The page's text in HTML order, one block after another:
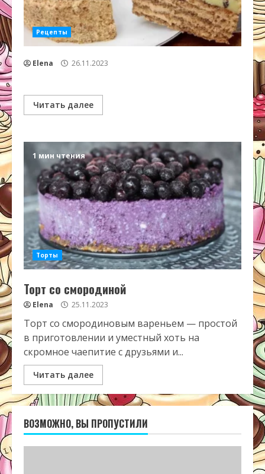
Рецепты
Elena 26.11.2023
Читать далее
1 мин чтения
Торты
Торт со смородиной
Elena 25.11.2023
Торт со смородиновым вареньем — простой
в приготовлении и уместный хоть на
скромное чаепитие с друзьями и...
Читать далее
ВОЗМОЖНО, ВЫ ПРОПУСТИЛИ